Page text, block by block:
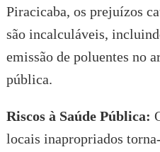
Piracicaba, os prejuízos
são incalculáveis,
emissão de poluentes no
pública.
Riscos à Saúde Pública:
locais inapropriados